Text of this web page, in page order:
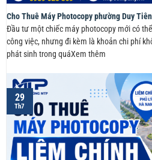
Cho Thuê Máy Photocopy phường Duy
Đầu tư một chiếc máy photocopy mới có
công việc, nhưng đi kèm là khoản chi phí
phát sinh trong quáXem thêm
29
Th7